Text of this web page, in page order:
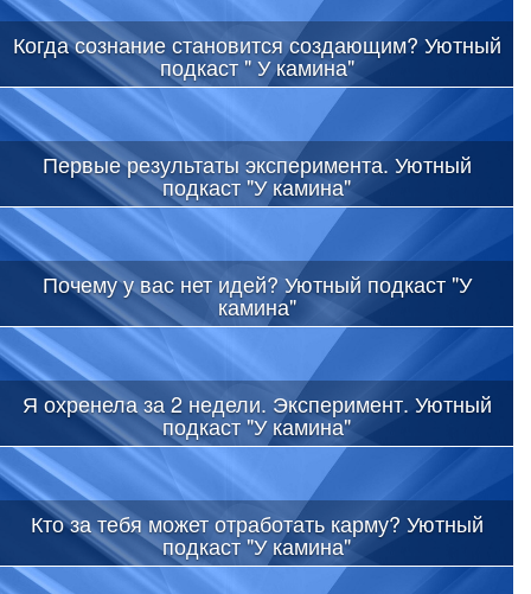
Когда сознание становится создающим? Уютный
подкаст " У камина"
Первые результаты эксперимента. Уютный
подкаст "У камина"
Почему у вас нет идей? Уютный подкаст "У
камина"
Я охренела за 2 недели. Эксперимент. Уютный
подкаст "У камина"
Кто за тебя может отработать карму? Уютный
подкаст "У камина"